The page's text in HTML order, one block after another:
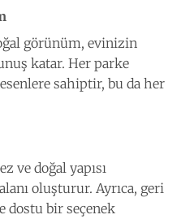
görünüm, evinizin
katar. Her parke
sahiptir, bu da her
ve doğal yapısı
oluşturur. Ayrıca, geri
dostu bir seçenek